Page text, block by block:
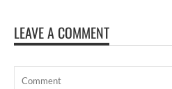
LEAVE A COMMENT